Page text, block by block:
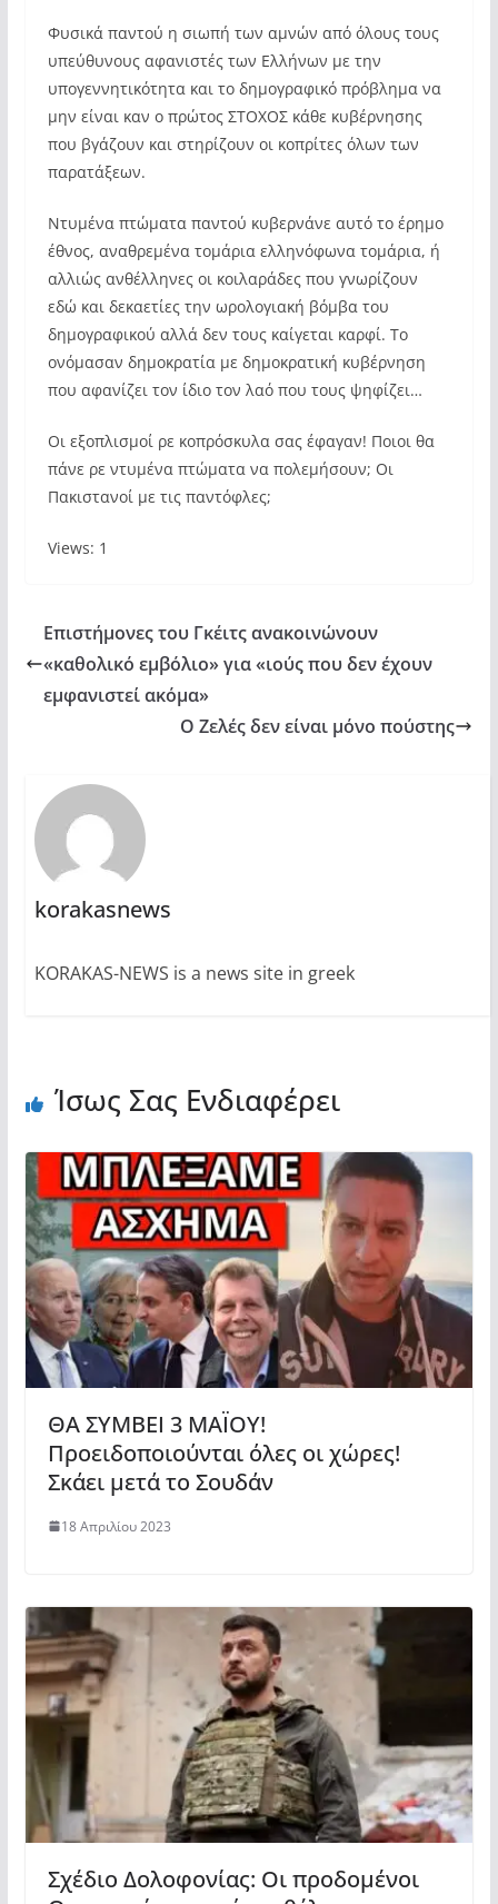
Φυσικά παντού η σιωπή των αμνών από όλους τους
υπεύθυνους αφανιστές των Ελλήνων με την
υπογεννητικότητα και το δημογραφικό πρόβλημα να
μην είναι καν ο πρώτος ΣΤΟΧΟΣ κάθε κυβέρνησης
που βγάζουν και στηρίζουν οι κοπρίτες όλων των
παρατάξεων.
Ντυμένα πτώματα παντού κυβερνάνε αυτό το έρημο
έθνος, αναθρεμένα τομάρια ελληνόφωνα τομάρια, ή
αλλιώς ανθέλληνες οι κοιλαράδες που γνωρίζουν
εδώ και δεκαετίες την ωρολογιακή βόμβα του
δημογραφικού αλλά δεν τους καίγεται καρφί. Το
ονόμασαν δημοκρατία με δημοκρατική κυβέρνηση
που αφανίζει τον ίδιο τον λαό που τους ψηφίζει…
Οι εξοπλισμοί ρε κοπρόσκυλα σας έφαγαν! Ποιοι θα
πάνε ρε ντυμένα πτώματα να πολεμήσουν; Οι
Πακιστανοί με τις παντόφλες;
Views: 1
Επιστήμονες του Γκέιτς ανακοινώνουν
«καθολικό εμβόλιο» για «ιούς που δεν έχουν
εμφανιστεί ακόμα»
Ο Ζελές δεν είναι μόνο πούστης
korakasnews
KORAKAS-NEWS is a news site in greek
Ίσως Σας Ενδιαφέρει
ΘΑ ΣΥΜΒΕΙ 3 ΜΑΪΟΥ!
Προειδοποιούνται όλες οι χώρες!
Σκάει μετά το Σουδάν
18 Απριλίου 2023
Σχέδιο Δολοφονίας: Οι προδομένοι